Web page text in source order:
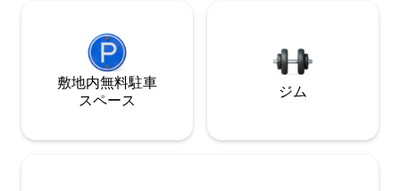
敷地内無料駐⁠車
ス⁠ペ⁠ー⁠ス
ジム